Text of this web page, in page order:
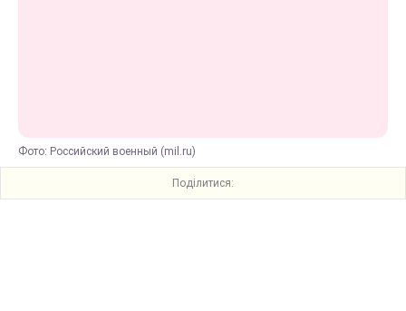
Фото: Российский военный (mil.ru)
Поділитися: